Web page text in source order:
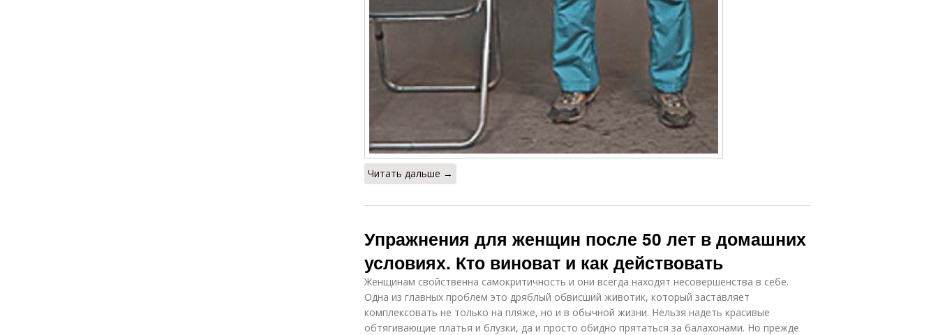
Читать дальше →
Упражнения для женщин после 50 лет в домашних
условиях. Кто виноват и как действовать
Женщинам свойственна самокритичность и они всегда находят несовершенства в себе.
Одна из главных проблем это дряблый обвисший животик, который заставляет
комплексовать не только на пляже, но и в обычной жизни. Нельзя надеть красивые
обтягивающие платья и блузки, да и просто обидно прятаться за балахонами. Но прежде